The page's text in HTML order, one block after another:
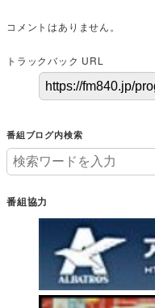
コメントはありません。
トラックバック URL
番組ブログ内検索
番組協力